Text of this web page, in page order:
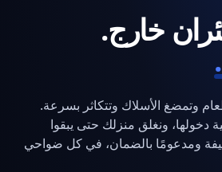
خارج.
وتمضغ الأسلاك وتتكاثر بسرعة.
دخولها، ونغلق منزلك حتى يبقوا
ومدعومًا بالضمان، في كل ضواحي